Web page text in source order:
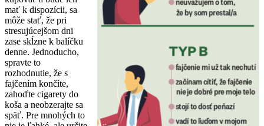
mať k dispozícii, sa
môže stať, že pri
stresujúcejšom dni
zase skĺzne k balíčku
denne. Jednoducho,
spravte to
rozhodnutie, že s
fajčením končíte,
zahoďte cigarety do
koša a neobzerajte sa
späť. Pre mnohých to